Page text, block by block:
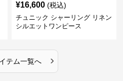
¥16,600 (税込)
チュニック シャーリング リネン
シルエットワンピース
テム一覧へ ›